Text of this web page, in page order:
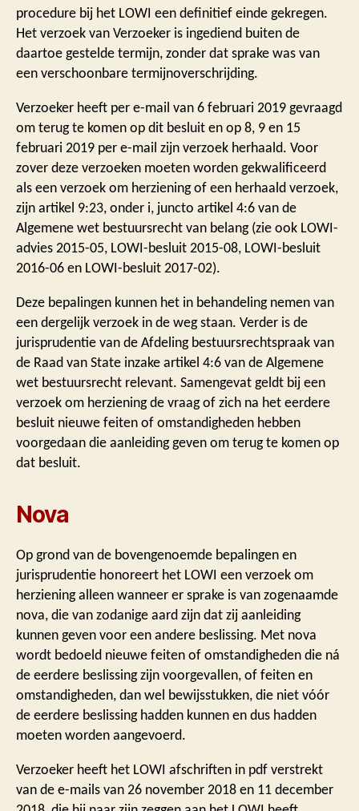
procedure bij het LOWI een definitief einde gekregen.
Het verzoek van Verzoeker is ingediend buiten de
daartoe gestelde termijn, zonder dat sprake was van
een verschoonbare termijnoverschrijding.
Verzoeker heeft per e-mail van 6 februari 2019 gevraagd
om terug te komen op dit besluit en op 8, 9 en 15
februari 2019 per e-mail zijn verzoek herhaald. Voor
zover deze verzoeken moeten worden gekwalificeerd
als een verzoek om herziening of een herhaald verzoek,
zijn artikel 9:23, onder i, juncto artikel 4:6 van de
Algemene wet bestuursrecht van belang (zie ook LOWI-
advies 2015-05, LOWI-besluit 2015-08, LOWI-besluit
2016-06 en LOWI-besluit 2017-02).
Deze bepalingen kunnen het in behandeling nemen van
een dergelijk verzoek in de weg staan. Verder is de
jurisprudentie van de Afdeling bestuursrechtspraak van
de Raad van State inzake artikel 4:6 van de Algemene
wet bestuursrecht relevant. Samengevat geldt bij een
verzoek om herziening de vraag of zich na het eerdere
besluit nieuwe feiten of omstandigheden hebben
voorgedaan die aanleiding geven om terug te komen op
dat besluit.
Nova
Op grond van de bovengenoemde bepalingen en
jurisprudentie honoreert het LOWI een verzoek om
herziening alleen wanneer er sprake is van zogenaamde
nova, die van zodanige aard zijn dat zij aanleiding
kunnen geven voor een andere beslissing. Met nova
wordt bedoeld nieuwe feiten of omstandigheden die ná
de eerdere beslissing zijn voorgevallen, of feiten en
omstandigheden, dan wel bewijsstukken, die niet vóór
de eerdere beslissing hadden kunnen en dus hadden
moeten worden aangevoerd.
Verzoeker heeft het LOWI afschriften in pdf verstrekt
van de e-mails van 26 november 2018 en 11 december